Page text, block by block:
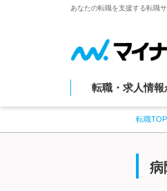
あなたの転職を支援する転職
転職・求人情報
転職TOP
病